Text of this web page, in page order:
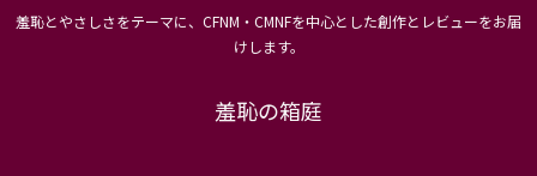
羞恥とやさしさをテーマに、CFNM・CMNFを中心とした創作とレビューをお届
けします。
羞恥の箱庭